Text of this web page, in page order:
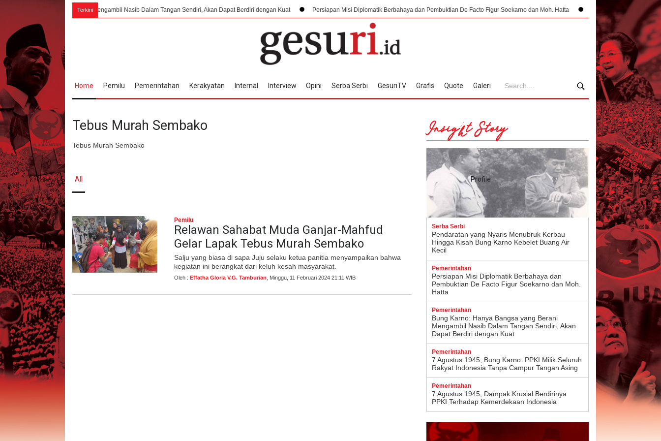
Terkini
yang Berani Mengambil Nasib Dalam Tangan Sendiri, Akan Dapat Berdiri dengan Kuat Persiapan Misi Diplomatik Berbahaya dan Pembuktian De Facto Figur Soekarno dan Moh. Hatta Pendaratan yang Nyaris Menubruk
Home Pemilu Pemerintahan Kerakyatan Internal Interview Opini Serba Serbi GesuriTV Grafis Quote Galeri
Tebus Murah Sembako
Tebus Murah Sembako
All Profile
Pemilu
Relawan Sahabat Muda Ganjar-Mahfud
Gelar Lapak Tebus Murah Sembako
Salju yang biasa di sapa Juju selaku ketua panitia menyampaikan bahwa
kegiatan ini berangkat dari keluh kesah masyarakat.
Oleh : Effatha Gloria V.G. Tamburian , Minggu, 11 Februari 2024 21:11 WIB
Insight Story
Serba Serbi
Pendaratan yang Nyaris Menubruk Kerbau
Hingga Kisah Bung Karno Kebelet Buang Air
Kecil
Pemerintahan
Persiapan Misi Diplomatik Berbahaya dan
Pembuktian De Facto Figur Soekarno dan Moh.
Hatta
Pemerintahan
Bung Karno: Hanya Bangsa yang Berani
Mengambil Nasib Dalam Tangan Sendiri, Akan
Dapat Berdiri dengan Kuat
Pemerintahan
7 Agustus 1945, Bung Karno: PPKI Milik Seluruh
Rakyat Indonesia Tanpa Campur Tangan Asing
Pemerintahan
7 Agustus 1945, Dampak Krusial Berdirinya
PPKI Terhadap Kemerdekaan Indonesia